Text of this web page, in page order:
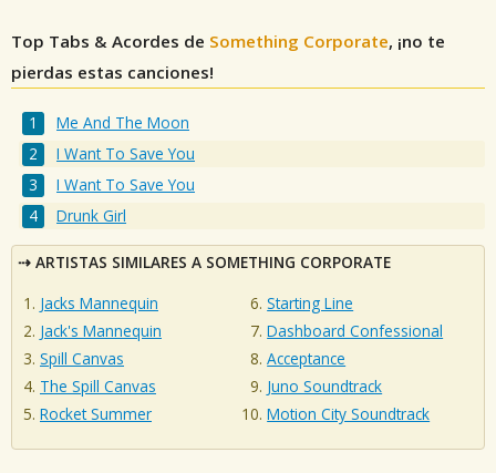
Top Tabs & Acordes de Something Corporate, ¡no te
pierdas estas canciones!
Me And The Moon
I Want To Save You
I Want To Save You
Drunk Girl
ARTISTAS SIMILARES A SOMETHING CORPORATE
Jacks Mannequin
Jack's Mannequin
Spill Canvas
The Spill Canvas
Rocket Summer
Starting Line
Dashboard Confessional
Acceptance
Juno Soundtrack
Motion City Soundtrack